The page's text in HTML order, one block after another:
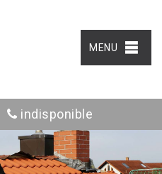
MENU
indisponible